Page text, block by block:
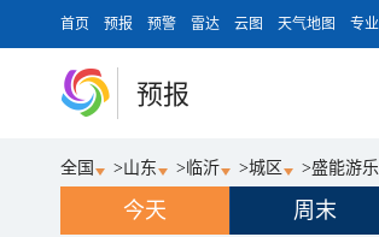
首页 预报 预警 雷达 云图 天气地图 专
预报
全国 >山东 > 临沂 >城区 >盛能游
今天 周末